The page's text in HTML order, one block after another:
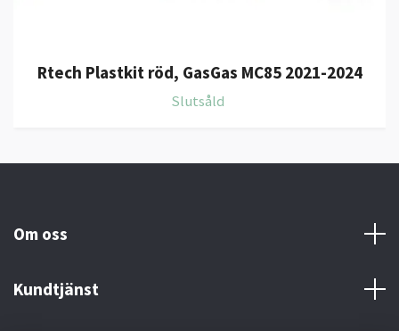
Rtech Plastkit röd, GasGas MC85 2021-2024
Slutsåld
Om oss
Kundtjänst